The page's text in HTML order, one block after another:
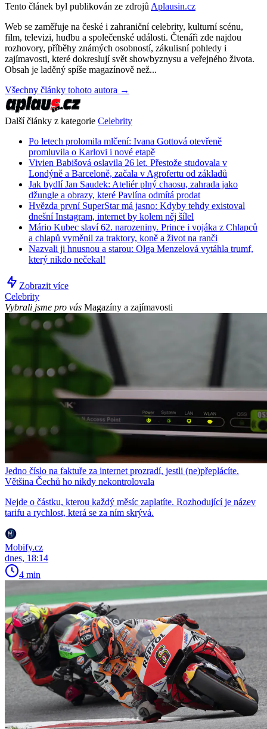
Tento článek byl publikován ze zdrojů Aplausin.cz
Web se zaměřuje na české i zahraniční celebrity, kulturní scénu,
film, televizi, hudbu a společenské události. Čtenáři zde najdou
rozhovory, příběhy známých osobností, zákulisní pohledy i
zajímavosti, které dokreslují svět showbyznysu a veřejného života.
Obsah je laděný spíše magazínově než...
Všechny články tohoto autora →
Další články z kategorie Celebrity
Po letech prolomila mlčení: Ivana Gottová otevřeně
promluvila o Karlovi i nové etapě
Vivien Babišová oslavila 26 let. Přestože studovala v
Londýně a Barceloně, začala v Agrofertu od základů
Jak bydlí Jan Saudek: Ateliér plný chaosu, zahrada jako
džungle a obrazy, které Pavlína odmítá prodat
Hvězda první SuperStar má jasno: Kdyby tehdy existoval
dnešní Instagram, internet by kolem něj šílel
Mário Kubec slaví 62. narozeniny. Prince i vojáka z Chlapců
a chlapů vyměnil za traktory, koně a život na ranči
Nazvali ji hnusnou a starou: Olga Menzelová vytáhla trumf,
který nikdo nečekal!
Zobrazit více
Celebrity
Vybrali jsme pro vás Magazíny a zajímavosti
Jedno číslo na faktuře za internet prozradí, jestli (ne)přeplácíte.
Většina Čechů ho nikdy nekontrolovala
Nejde o částku, kterou každý měsíc zaplatíte. Rozhodující je název
tarifu a rychlost, která se za ním skrývá.
Mobify.cz
dnes, 18:14
4 min